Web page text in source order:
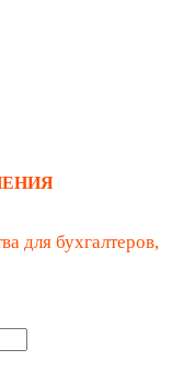
для бухгалтеров,